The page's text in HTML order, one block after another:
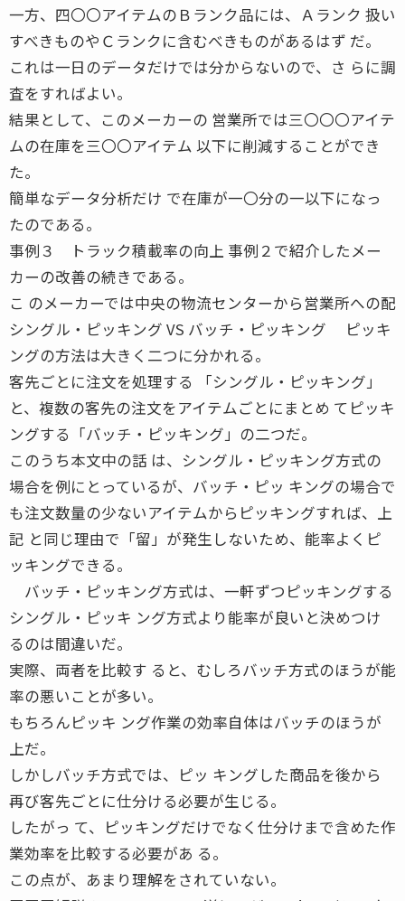
一方、四〇〇アイテムのＢランク品には、Ａランク 扱い
すべきものやＣランクに含むべきものがあるはず だ。
これは一日のデータだけでは分からないので、さ らに調
査をすればよい。
結果として、このメーカーの 営業所では三〇〇〇アイテ
ムの在庫を三〇〇アイテム 以下に削減することができ
た。
簡単なデータ分析だけ で在庫が一〇分の一以下になっ
たのである。
事例３ トラック積載率の向上 事例２で紹介したメー
カーの改善の続きである。
こ のメーカーでは中央の物流センターから営業所への配
シングル・ピッキング VS バッチ・ピッキング ピッキ
ングの方法は大きく二つに分かれる。
客先ごとに注文を処理する 「シングル・ピッキング」
と、複数の客先の注文をアイテムごとにまとめ てピッキ
ングする「バッチ・ピッキング」の二つだ。
このうち本文中の話 は、シングル・ピッキング方式の
場合を例にとっているが、バッチ・ピッ キングの場合で
も注文数量の少ないアイテムからピッキングすれば、上
記 と同じ理由で「留」が発生しないため、能率よくピ
ッキングできる。
バッチ・ピッキング方式は、一軒ずつピッキングする
シングル・ピッキ ング方式より能率が良いと決めつけ
るのは間違いだ。
実際、両者を比較す ると、むしろバッチ方式のほうが能
率の悪いことが多い。
もちろんピッキ ング作業の効率自体はバッチのほうが
上だ。
しかしバッチ方式では、ピッ キングした商品を後から
再び客先ごとに仕分ける必要が生じる。
したがっ て、ピッキングだけでなく仕分けまで含めた作
業効率を比較する必要があ る。
この点が、あまり理解をされていない。